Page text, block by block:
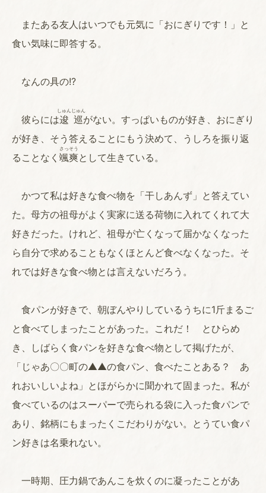
またある友人はいつでも元気に「おにぎりです！」と
食い気味に即答する。
なんの具の!?
彼らには逡
しゅん
巡
じゅん
がない。すっぱいものが好き、おにぎり
が好き、そう答えることにもう決めて、うしろを振り返
ることなく 颯
さっ
爽
そう
として生きている。
かつて私は好きな食べ物を「干しあんず」と答えてい
た。母方の祖母がよく実家に送る荷物に入れてくれて大
好きだった。けれど、祖母が亡くなって届かなくなった
ら自分で求めることもなくほとんど食べなくなった。そ
れでは好きな食べ物とは言えないだろう。
食パンが好きで、朝ぼんやりしているうちに1斤まるご
と食べてしまったことがあった。これだ！ とひらめ
き、しばらく食パンを好きな食べ物として掲げたが、
「じゃあ〇〇町の▲▲の食パン、食べたことある？ あ
れおいしいよね」とほがらかに聞かれて固まった。私が
食べているのはスーパーで売られる袋に入った食パンで
あり、銘柄にもまったくこだわりがない。とうてい食パ
ン好きは名乗れない。
一時期、圧力鍋であんこを炊くのに凝ったことがあ